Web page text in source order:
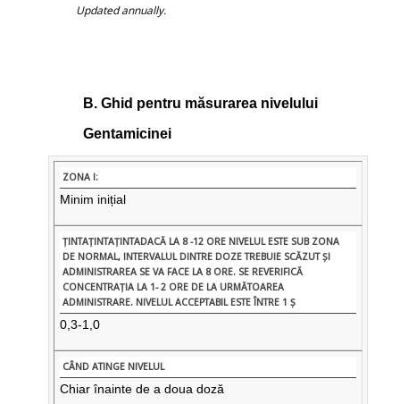
Updated annually.
B. Ghid pentru măsurarea nivelului
Gentamicinei
Minim inițial
0,3-1,0
Chiar înainte de a doua doză